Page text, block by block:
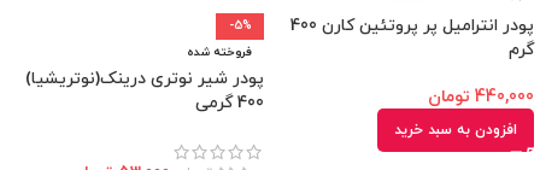
پودر انترامیل پر پروتئین کارن 400
گرم
440,000 تومان
افزودن به سبد خرید
-5%
فروخته شده
پودر شیر نوتری درینک(نوتریشیا)
400 گرمی